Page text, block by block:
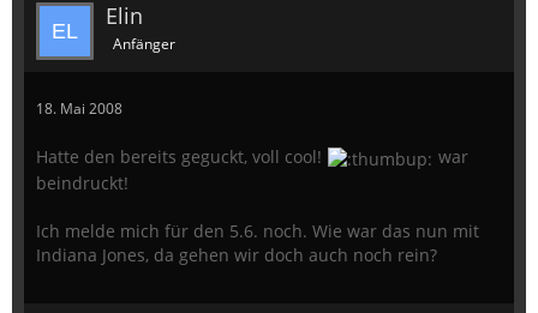
Elin
Anfänger
18. Mai 2008
Hatte den bereits geguckt, voll cool!
war
beindruckt!
Ich melde mich für den 5.6. noch. Wie war das nun mit
Indiana Jones, da gehen wir doch auch noch rein?